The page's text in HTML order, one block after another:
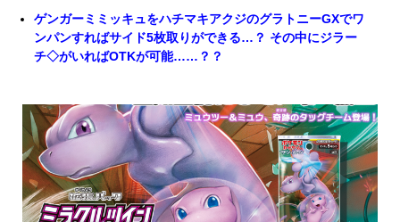
ゲンガーミミッキュをハチマキアクジのグラトニーGXでワ
ンパンすればサイド5枚取りができる…？ その中にジラー
チ◇がいればOTKが可能……？？